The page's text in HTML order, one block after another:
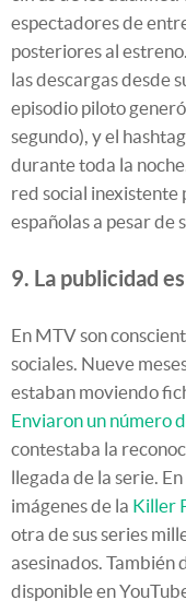
espectadores de
posteriores al
las descargas desde
episodio piloto
segundo), y el hashtag
durante toda la
red social inexistente
españolas a pesar de
9. La publicidad
En MTV son
sociales. Nueve
estaban moviendo
Enviaron un número
contestaba la
llegada de la serie.
imágenes de la Killer
otra de sus series
asesinados. También
disponible en